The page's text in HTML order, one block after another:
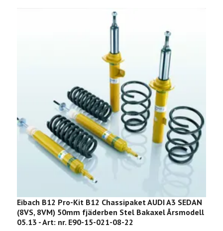
Eibach B12 Pro-Kit B12 Chassipaket AUDI A3 SEDAN
(8VS, 8VM) 50mm fjäderben Stel Bakaxel Årsmodell
05.13 - Art: nr. E90-15-021-08-22